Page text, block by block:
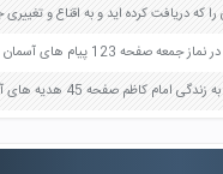
123 پیام های آسمان هفتم
کاظم صفحه 45 هدیه های آسمان چهارم